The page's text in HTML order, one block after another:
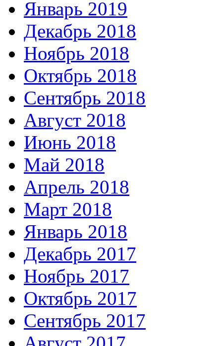
Январь 2019
Декабрь 2018
Ноябрь 2018
Октябрь 2018
Сентябрь 2018
Август 2018
Июнь 2018
Май 2018
Апрель 2018
Март 2018
Январь 2018
Декабрь 2017
Ноябрь 2017
Октябрь 2017
Сентябрь 2017